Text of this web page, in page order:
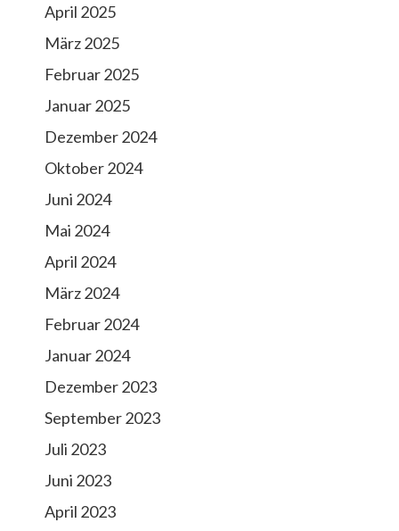
April 2025
März 2025
Februar 2025
Januar 2025
Dezember 2024
Oktober 2024
Juni 2024
Mai 2024
April 2024
März 2024
Februar 2024
Januar 2024
Dezember 2023
September 2023
Juli 2023
Juni 2023
April 2023